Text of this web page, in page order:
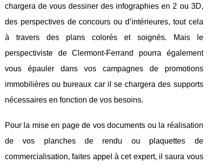
chargera de vous dessiner des infographies en 2 ou 3D,
des perspectives de concours ou d’intérieures, tout cela
à travers des plans colorés et soignés. Mais le
perspectiviste de Clermont-Ferrand pourra également
vous épauler dans vos campagnes de promotions
immobilières ou bureaux car il se chargera des supports
nécessaires en fonction de vos besoins.
Pour la mise en page de vos documents ou la réalisation
de vos planches de rendu ou plaquettes de
commercialisation, faites appel à cet expert, il saura vous